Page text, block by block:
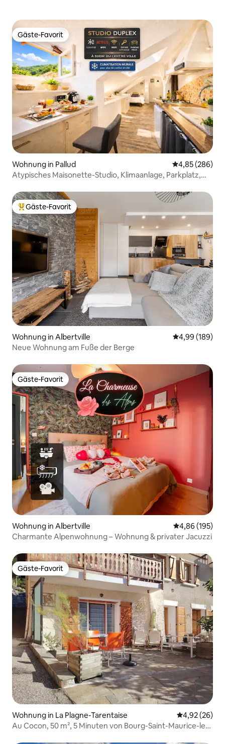
Gäste-Favorit
Gäste-Favorit
Wohnung in Pallud
4,85 (286)
Atypisches Maisonette-Studio, Klimaanlage, Parkplatz,
Beliebter Gäste-Favorit.
Gäste-Favorit
Wohnung in Albertville
4,99 (189)
Neue Wohnung am Fuße der Berge
Gäste-Favorit
Gäste-Favorit
Wohnung in Albertville
4,86 (195)
Charmante Alpenwohnung – Wohnung & privater Jacuzzi
Gäste-Favorit
Gäste-Favorit
Wohnung in La Plagne-Tarentaise
4,92 (26)
Au Cocon, 50 m², 5 Minuten von Bourg-Saint-Maurice-les-